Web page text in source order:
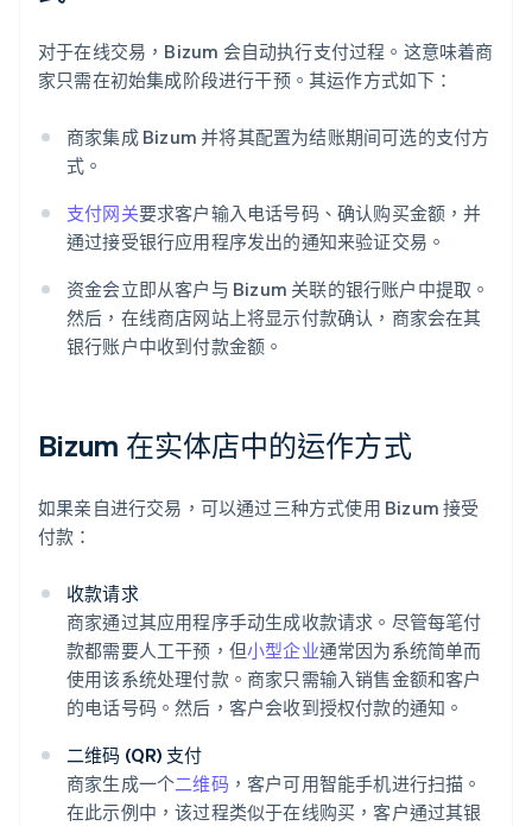
对于在线交易，Bizum 会自动执行支付过程。这意味着商
家只需在初始集成阶段进行干预。其运作方式如下：
商家集成 Bizum 并将其配置为结账期间可选的支付方
式。
支付网关要求客户输入电话号码、确认购买金额，并
通过接受银行应用程序发出的通知来验证交易。
资金会立即从客户与 Bizum 关联的银行账户中提取。
然后，在线商店网站上将显示付款确认，商家会在其
银行账户中收到付款金额。
Bizum 在实体店中的运作方式
如果亲自进行交易，可以通过三种方式使用 Bizum 接受
付款：
收款请求
商家通过其应用程序手动生成收款请求。尽管每笔付
款都需要人工干预，但小型企业通常因为系统简单而
使用该系统处理付款。商家只需输入销售金额和客户
的电话号码。然后，客户会收到授权付款的通知。
二维码 (QR) 支付
商家生成一个二维码 ，客户可用智能手机进行扫描。
在此示例中，该过程类似于在线购买，客户通过其银